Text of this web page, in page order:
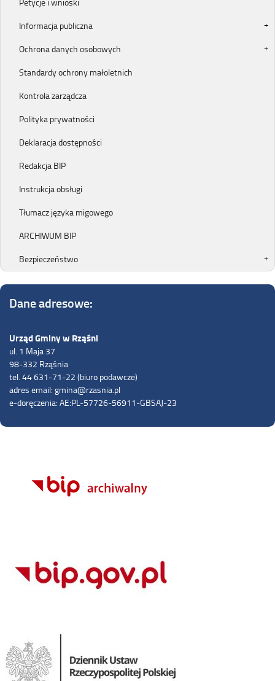
Informacja publiczna
Ochrona danych osobowych
Standardy ochrony małoletnich
Kontrola zarządcza
Polityka prywatności
Deklaracja dostępności
Redakcja BIP
Instrukcja obsługi
Tłumacz języka migowego
ARCHIWUM BIP
Bezpieczeństwo
Dane adresowe:
Urząd Gminy w Rząśni
ul. 1 Maja 37
98-332 Rząśnia
tel. 44 631-71-22 (biuro podawcze)
adres email: gmina@rzasnia.pl
e-doręczenia: AE:PL-57726-56911-GBSAJ-23